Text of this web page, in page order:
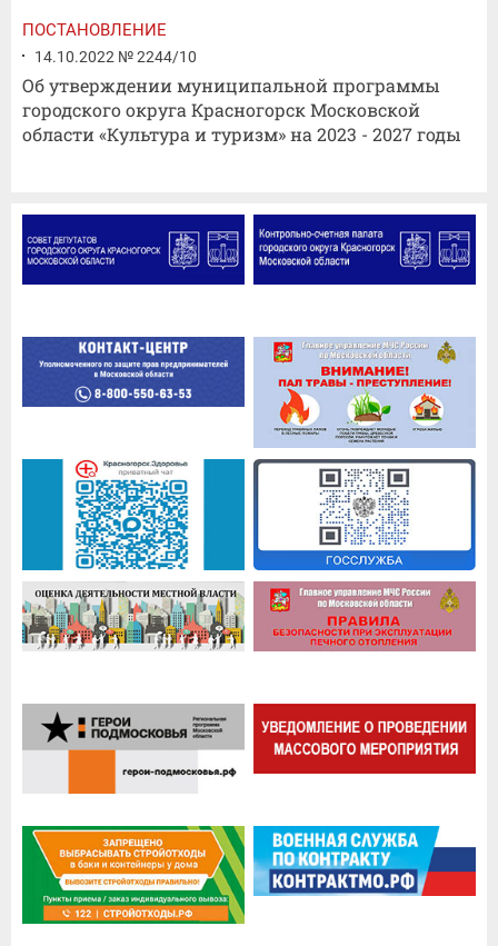
ПОСТАНОВЛЕНИЕ
14.10.2022 № 2244/10
Об утверждении муниципальной программы
городского округа Красногорск Московской
области «Культура и туризм» на 2023 - 2027 годы